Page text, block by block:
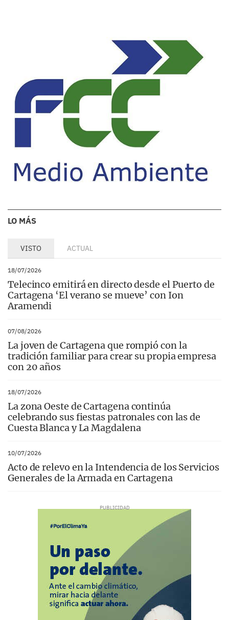
LO MÁS
VISTO ACTUAL
18/07/2026
Telecinco emitirá en directo desde el Puerto de
Cartagena ‘El verano se mueve’ con Ion
Aramendi
07/08/2026
La joven de Cartagena que rompió con la
tradición familiar para crear su propia empresa
con 20 años
18/07/2026
La zona Oeste de Cartagena continúa
celebrando sus fiestas patronales con las de
Cuesta Blanca y La Magdalena
10/07/2026
Acto de relevo en la Intendencia de los Servicios
Generales de la Armada en Cartagena